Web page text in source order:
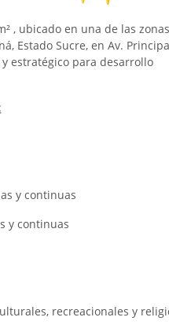
, ubicado en una de las
Estado Sucre, en Av.
estratégico para desarrollo
y continuas
y continuas
recreacionales y